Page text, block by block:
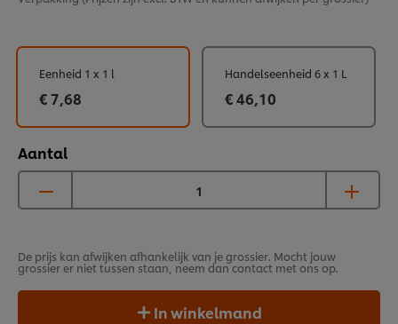
Aantal
Eenheid 1 x 1 l
€ 7,68
Handelseenheid 6 x 1 L
€ 46,10
De prijs kan afwijken afhankelijk van je grossier. Mocht jouw
grossier er niet tussen staan, neem dan contact met ons op.
In winkelmand